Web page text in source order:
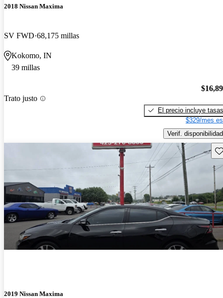
2018 Nissan Maxima
SV FWD 68,175 millas
Kokomo, IN
39 millas
Trato justo
El precio incluye tasas
$329/mes
Verif. disponibilidad
2019 Nissan Maxima